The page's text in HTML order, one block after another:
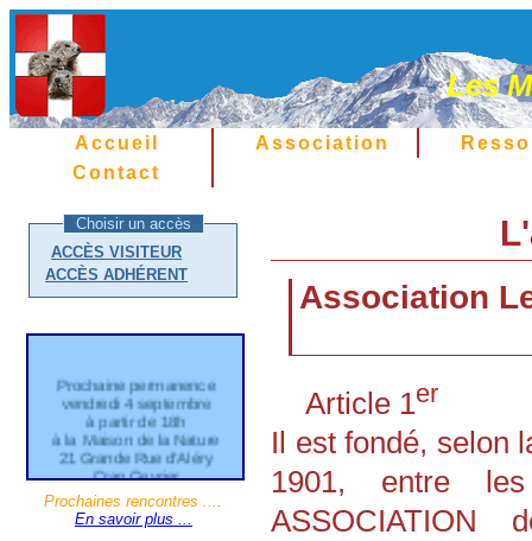
Les
Accueil Association
Contact
Choisir un accès
ACCÈS VISITEUR
ACCÈS ADHÉRENT
vendredi 4 septembre
à partir de 18h
à la Maison de la Nature
21 Grande Rue d'Aléry
Cran Gevrier
Entrée gratuite
---
Les Marmottes de Savoie
Prochaines rencontres ....
En savoir plus ...
Association
Article 1er
Il est fondé, selon
1901, entre
ASSOCIATION